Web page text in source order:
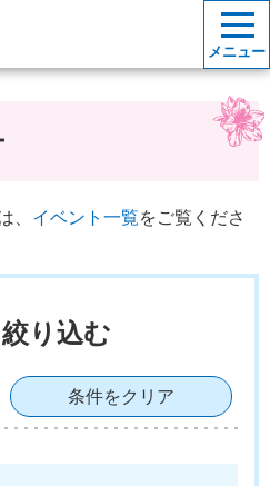
メニュー
、 イベント一覧をご覧くださ
り込む
条件をクリア